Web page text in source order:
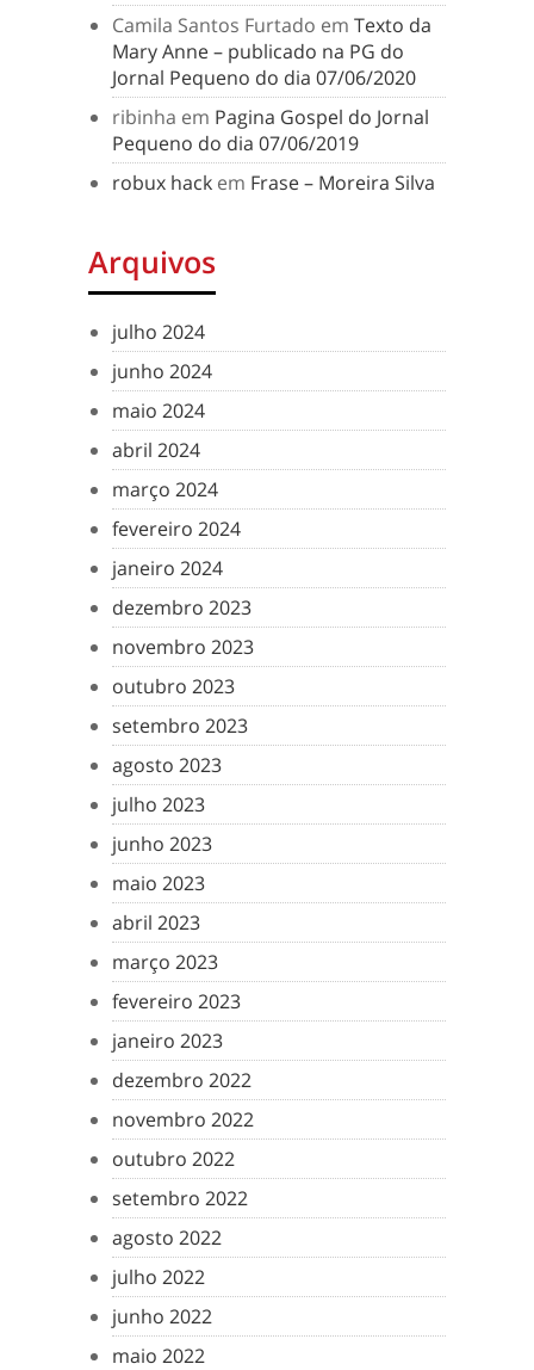
Camila Santos Furtado em Texto da
Mary Anne – publicado na PG do
Jornal Pequeno do dia 07/06/2020
ribinha em Pagina Gospel do Jornal
Pequeno do dia 07/06/2019
robux hack em Frase – Moreira Silva
Arquivos
julho 2024
junho 2024
maio 2024
abril 2024
março 2024
fevereiro 2024
janeiro 2024
dezembro 2023
novembro 2023
outubro 2023
setembro 2023
agosto 2023
julho 2023
junho 2023
maio 2023
abril 2023
março 2023
fevereiro 2023
janeiro 2023
dezembro 2022
novembro 2022
outubro 2022
setembro 2022
agosto 2022
julho 2022
junho 2022
maio 2022